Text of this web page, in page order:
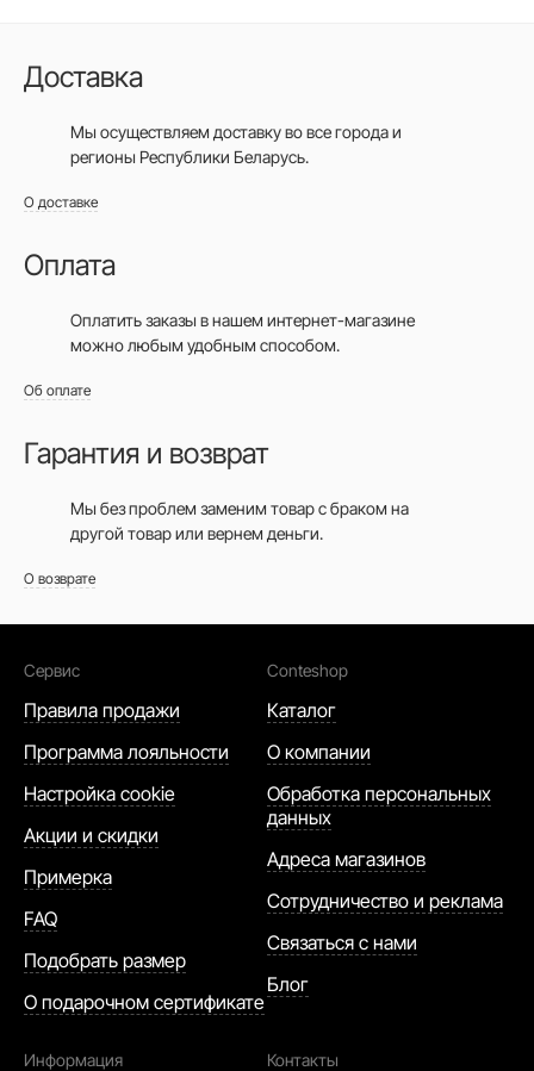
Доставка
Мы осуществляем доставку во все городаи
регионы Республики Беларусь.
О доставке
Оплата
Оплатить заказы в нашем интернет-магазине
можно любым удобным способом.
Об оплате
Гарантия и возврат
Мы без проблем заменим товар с браком на
другой товар или вернем деньги.
О возврате
Сервис
Правила продажи
Программа лояльности
Настройка cookie
Акции и скидки
Примерка
FAQ
Подобрать размер
О подарочном сертификате
Conteshop
Каталог
О компании
Обработка персональных
данных
Адреса магазинов
Сотрудничество и реклама
Связаться с нами
Блог
Информация Контакты